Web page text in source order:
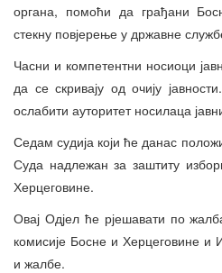
органа, помоћи да грађани
стекну повјерење у државне
Часни и компетентни носиоци
да се скривају од очију
ослабити ауторитет носилаца
Седам судија који ће данас
Суда надлежан за заштиту
Херцеговине.
Овај Одјел ће рјешавати по
комисије Босне и Херцеговине и
и жалбе.